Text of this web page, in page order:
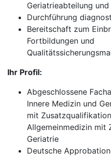
Geriatrieabteilung
Durchführung
Bereitschaft zum
Fortbildungen und
Ihr Profil:
Abgeschlossene
Innere Medizin und
mit
Allgemeinmedizin mit
Geriatrie
Deutsche Approbation